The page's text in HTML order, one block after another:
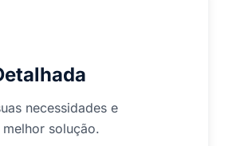
necessidades e
solução.